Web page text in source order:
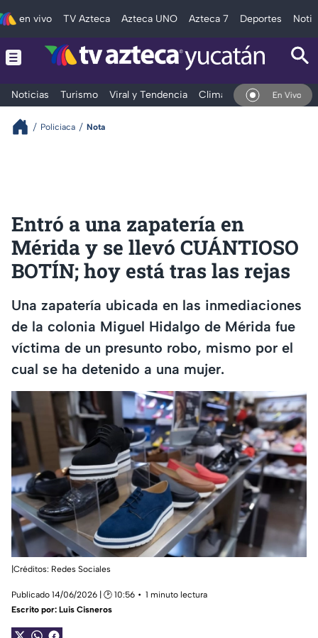
en vivo TV Azteca Azteca UNO Azteca 7 Deportes
Noticias Turismo Viral y Tendencia Clima DeportesEn Vivo
Policiaca Nota
Entró a una zapatería en
Mérida y se llevó CUÁNTIOSO
BOTÍN; hoy está tras las rejas
Una zapatería ubicada en las inmediaciones
de la colonia Miguel Hidalgo de Mérida fue
víctima de un presunto robo, mismo por el
cual se ha detenido a una mujer.
|Créditos: Redes Sociales
Publicado 14/06/2026 | 🕑 10:56
1 minuto lectura
Escrito por: Luis Cisneros